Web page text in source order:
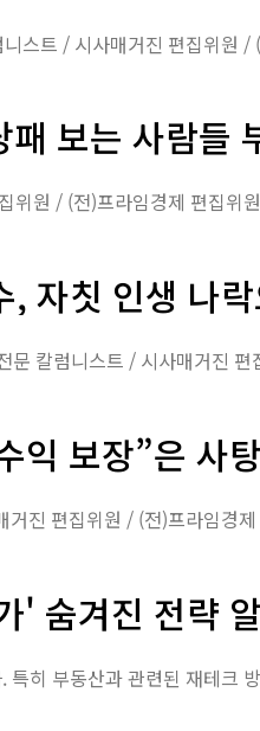
보는 사람들
자칫 인생 나
익 보장”은 사
' 숨겨진 전략